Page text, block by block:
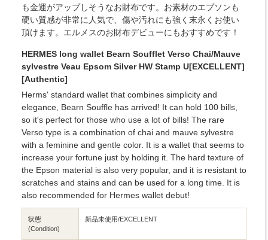
も金運がアップしそうなお財布です。お素材のエプソンも
硬い質感が非常に人気で、傷や汚れにも強く末永くお使い
頂けます。エルメスのお財布デビューにもおすすめです！
HERMES long wallet Bearn Soufflet Verso Chai/Mauve
sylvestre Veau Epsom Silver HW Stamp U[EXCELLENT]
[Authentic]
Herms' standard wallet that combines simplicity and
elegance, Bearn Souffle has arrived! It can hold 100 bills,
so it's perfect for those who use a lot of bills! The rare
Verso type is a combination of chai and mauve sylvestre
with a feminine and gentle color. It is a wallet that seems to
increase your fortune just by holding it. The hard texture of
the Epson material is also very popular, and it is resistant to
scratches and stains and can be used for a long time. It is
also recommended for Hermes wallet debut!
状態
(Condition)
新品未使用/EXCELLENT